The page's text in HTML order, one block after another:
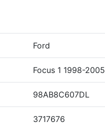
Ford
Focus 1 1998-2005
98AB8C607DL
3717676